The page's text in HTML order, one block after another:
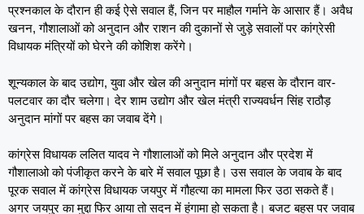
प्रश्नकाल के दौरान ही कई ऐसे सवाल हैं, जिन पर माहौल गर्माने के आसार हैं। अवैध
खनन, गौशालाओं को अनुदान और राशन की दुकानों से जुड़े सवालों पर कांग्रेसी
विधायक मंत्रियों को घेरने की कोशिश करेंगे।
शून्यकाल के बाद उद्योग, युवा और खेल की अनुदान मांगों पर बहस के दौरान वार-
पलटवार का दौर चलेगा। देर शाम उद्योग और खेल मंत्री राज्यवर्धन सिंह राठौड़
अनुदान मांगों पर बहस का जवाब देंगे।
कांग्रेस विधायक ललित यादव ने गौशालाओं को मिले अनुदान और प्रदेश में
गौशालाओ को पंजीकृत करने के बारे में सवाल पूछा है। उस सवाल के जवाब के बाद
पूरक सवाल में कांग्रेस विधायक जयपुर में गौहत्या का मामला फिर उठा सकते हैं।
अगर जयपुर का मुद्दा फिर आया तो सदन में हंगामा हो सकता है। बजट बहस पर जवाब